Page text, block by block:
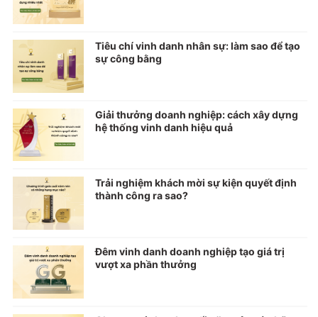
Tiêu chí vinh danh nhân sự: làm sao để tạo
sự công bằng
Giải thưởng doanh nghiệp: cách xây dựng
hệ thống vinh danh hiệu quả
Trải nghiệm khách mời sự kiện quyết định
thành công ra sao?
Đêm vinh danh doanh nghiệp tạo giá trị
vượt xa phần thưởng